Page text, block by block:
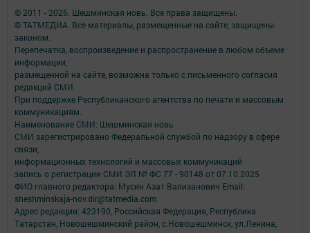
© 2011 - 2026. Шешминская новь. Все права защищены.
© ТАТМЕДИА. Все материалы, размещенные на сайте, защищены
законом.
Перепечатка, воспроизведение и распространение в любом объеме
информации,
размещенной на сайте, возможна только с письменного согласия
редакций СМИ.
При поддержке Республиканского агентства по печати и массовым
коммуникациям.
Наименование СМИ: Шешминская новь
СМИ зарегистрировано Федеральной службой по надзору в сфере
связи,
информационных технологий и массовых коммуникаций
запись о регистрации СМИ ЭЛ № ФС 77 - 90148 от 07.10.2025
ФИО главного редактора: Мусин Азат Вализанович Email:
sheshminskaja-nov.dir@tatmedia.com
Адрес редакции: 423190, Российская Федерация, Республика
Татарстан, Новошешминский район, с.Новошешминск, ул.Ленина,